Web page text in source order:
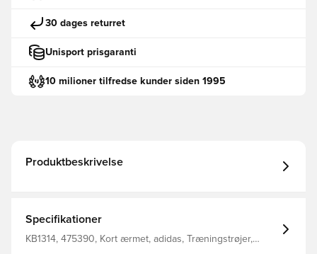
30 dages returret
Unisport prisgaranti
10 milioner tilfredse kunder siden 1995
Produktbeskrivelse
Specifikationer
KB1314, 475390, Kort ærmet, adidas, Træningstrøjer,